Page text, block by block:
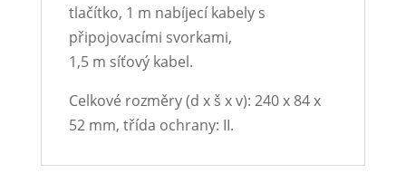
tlačítko, 1 m nabíjecí kabely s
připojovacími svorkami,
1,5 m síťový kabel.
Celkové rozměry (d x š x v): 240 x 84 x
52 mm, třída ochrany: II.